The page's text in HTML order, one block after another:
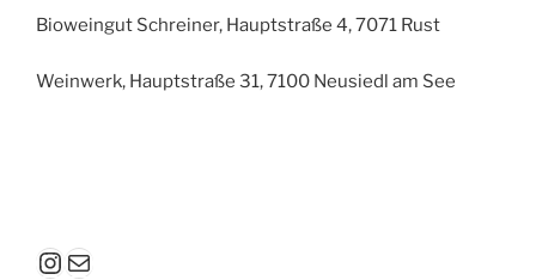
Bioweingut Schreiner, Hauptstraße 4, 7071 Rust
Weinwerk, Hauptstraße 31, 7100 Neusiedl am See
Instagram
E-Mail